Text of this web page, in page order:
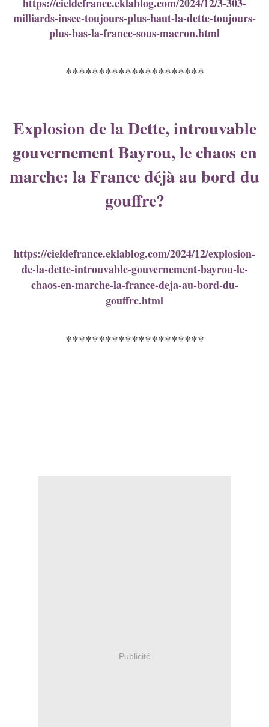
milliards-insee-toujours-plus-haut-la-dette-toujours-
plus-bas-la-france-sous-macron.html
*********************
Explosion de la Dette, introuvable
gouvernement Bayrou, le chaos en
marche: la France déjà au bord du
gouffre?
https://cieldefrance.eklablog.com/2024/12/explosion-
de-la-dette-introuvable-gouvernement-bayrou-le-
chaos-en-marche-la-france-deja-au-bord-du-
gouffre.html
*********************
Publicité